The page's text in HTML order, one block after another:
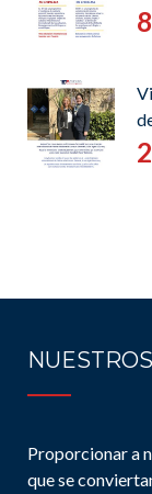
Proporcionar a
que se